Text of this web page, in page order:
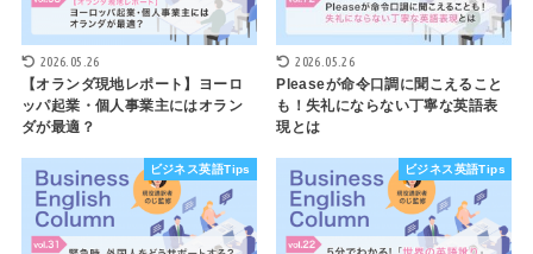
2026.05.26
【オランダ現地レポート】ヨーロ
ッパ起業・個人事業主にはオラン
ダが最適？
2026.05.26
Pleaseが命令口調に聞こえること
も！失礼にならない丁寧な英語表
現とは
ビジネス英語Tips ビジネス英語Tips